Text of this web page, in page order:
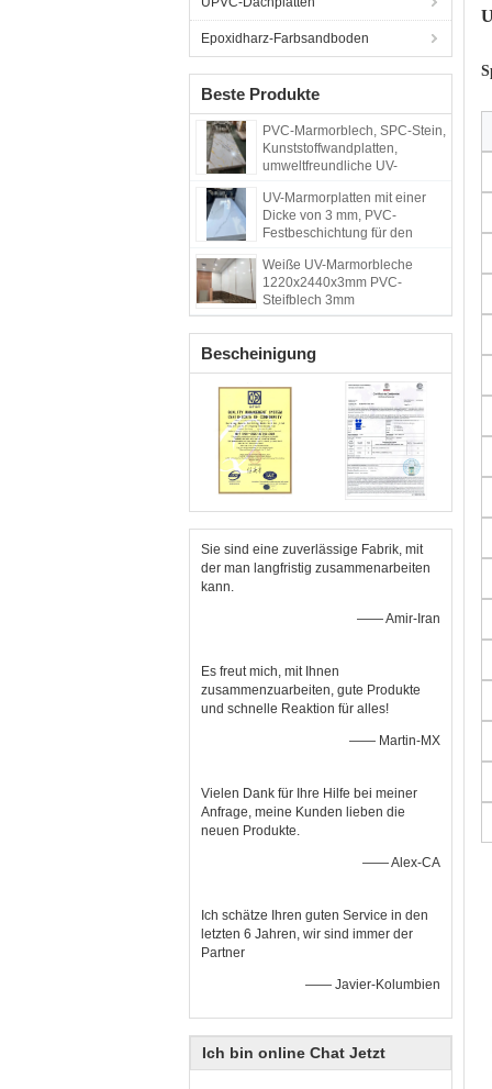
Epoxidharz-Farbsandboden
Beste Produkte
PVC-Marmorblech, SPC-Stein,
Kunststoffwandplatten,
umweltfreundliche UV-
Dekorationsmaterial für
Innenwände
UV-Marmorplatten mit einer
Dicke von 3 mm, PVC-
Festbeschichtung für den
Weiße UV-Marmorbleche
1220x2440x3mm PVC-
Steifblech 3mm
Bescheinigung
Sie sind eine zuverlässige Fabrik, mit
der man langfristig zusammenarbeiten
kann.
—— Amir-Iran
Es freut mich, mit Ihnen
zusammenzuarbeiten, gute Produkte
und schnelle Reaktion für alles!
—— Martin-MX
Vielen Dank für Ihre Hilfe bei meiner
Anfrage, meine Kunden lieben die
neuen Produkte.
—— Alex-CA
Ich schätze Ihren guten Service in den
letzten 6 Jahren, wir sind immer der
Partner
—— Javier-Kolumbien
Ich bin online Chat Jetzt